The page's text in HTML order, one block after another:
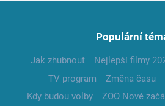
Populární
Jak zhubnout Nejlepší filmy
TV program
Změna času
Kdy budou volby
ZOO Nové